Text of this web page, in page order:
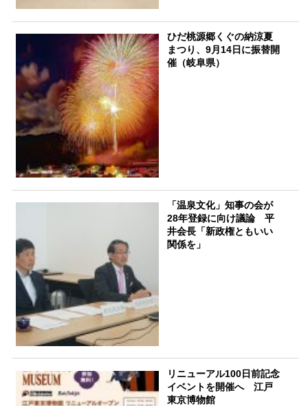
ひだ桃源郷くぐの納涼夏
まつり、9月14日に振替開
催（岐阜県）
「温泉文化」知事の会が
28年登録に向け議論 平
井会長「新政権ともいい
関係を」
リニューアル100日前記念
イベントを開催へ 江戸
東京博物館